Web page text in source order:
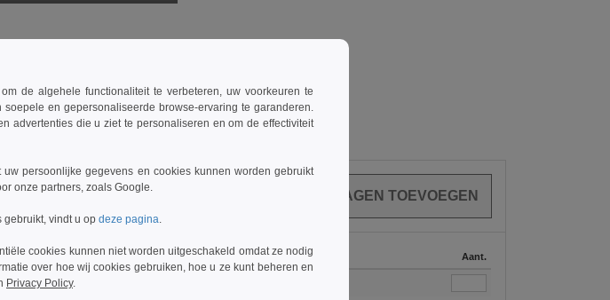
ARTIKELEN
12-35 36 + Op voorraad Aant.
€5.51
de algehele functionaliteit te verbeteren, uw voorkeuren te
en gepersonaliseerde browse-ervaring te garanderen.
advertenties die u ziet te personaliseren en om de effectiviteit
persoonlijke gegevens en cookies kunnen worden gebruikt
onze partners, zoals Google.
gebruikt, vindt u op deze pagina.
cookies kunnen niet worden uitgeschakeld omdat ze nodig
over hoe wij cookies gebruiken, hoe u ze kunt beheren en
Privacy Policy.